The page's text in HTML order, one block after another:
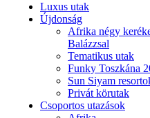
Luxus utak
Újdonság
Afrika négy
Balázzsal
Tematikus utak
Funky Toszkána
Sun Siyam
Privát körutak
Csoportos utazások